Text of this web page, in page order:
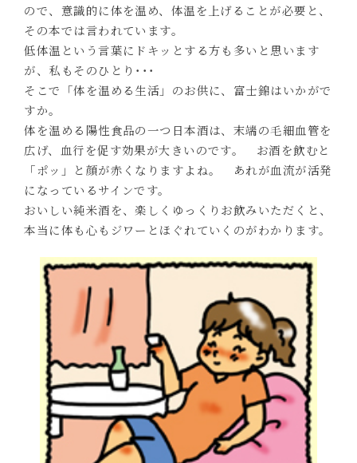
ので、意識的に体を温め、体温を上げることが必要と、
その本では言われています。
低体温という言葉にドキッとする方も多いと思います
が、私もそのひとり･･･
そこで「体を温める生活」のお供に、富士錦はいかがで
すか。
体を温める陽性食品の一つ日本酒は、末端の毛細血管を
広げ、血行を促す効果が大きいのです。 お酒を飲むと
「ポッ」と顔が赤くなりますよね。 あれが血流が活発
になっているサインです。
おいしい純米酒を、楽しくゆっくりお飲みいただくと、
本当に体も心もジワーとほぐれていくのがわかります。